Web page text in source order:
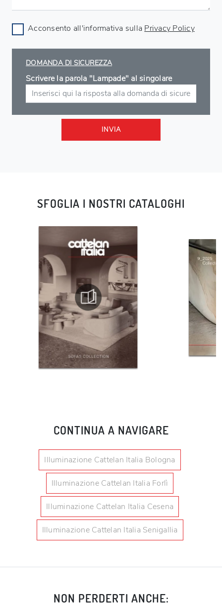
Acconsento all'informativa sulla Privacy Policy
DOMANDA DI SICUREZZA
Scrivere la parola "Lampade" al singolare
INVIA
SFOGLIA I NOSTRI CATALOGHI
NON PERDERTI ANCHE:
CONTINUA A NAVIGARE
Illuminazione Cattelan Italia Bologna
Illuminazione Cattelan Italia Forlì
Illuminazione Cattelan Italia Cesena
Illuminazione Cattelan Italia Senigallia